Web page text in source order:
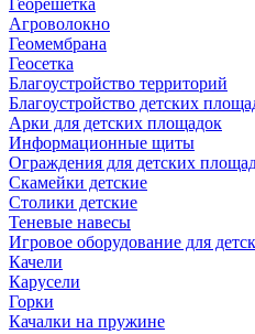
Георешетка
Агроволокно
Геомембрана
Геосетка
Благоустройство территорий
Благоустройство детских
Арки для детских площадок
Информационные щиты
Ограждения для детских
Скамейки детские
Столики детские
Теневые навесы
Игровое оборудование для
Качели
Карусели
Горки
Качалки на пружине